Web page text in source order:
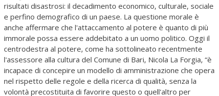
risultati disastrosi: il decadimento economico, culturale, sociale
e perfino demografico di un paese. La questione morale è
anche affermare che l'attaccamento al potere è quanto di più
immorale possa essere addebitato a un uomo politico. Oggi il
centrodestra al potere, come ha sottolineato recentmente
l'assessore alla cultura del Comune di Bari, Nicola La Forgia, “è
incapace di concepire un modello di amministrazione che opera
nel rispetto delle regole e della ricerca di qualità, senza la
volontà precostituita di favorire questo o quell'altro per